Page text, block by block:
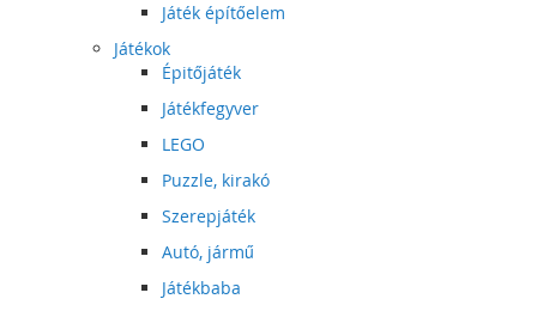
Játék építőelem
Játékok
Épitőjáték
Játékfegyver
LEGO
Puzzle, kirakó
Szerepjáték
Autó, jármű
Játékbaba